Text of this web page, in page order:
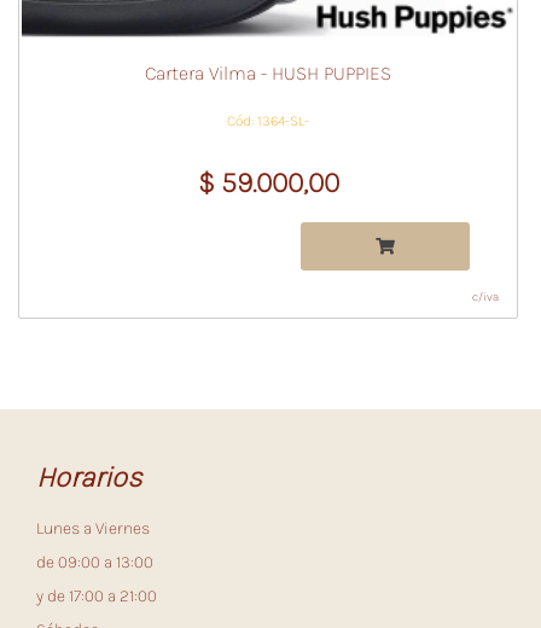
Cartera Vilma - HUSH PUPPIES
Cód: 1364-SL-
$ 59.000,00
c/iva
Horarios
Lunes a Viernes
de 09:00 a 13:00
y de 17:00 a 21:00